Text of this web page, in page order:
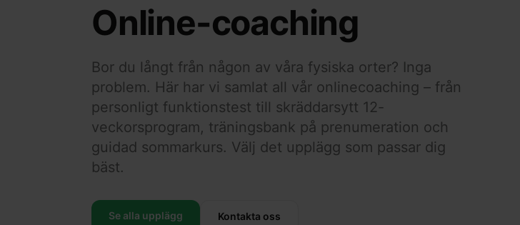
Online-coaching
Bor du långt från någon av våra fysiska orter? Inga
problem. Här har vi samlat all vår onlinecoaching – från
personligt funktionstest till skräddarsytt 12-
veckorsprogram, träningsbank på prenumeration och
guidad sommarkurs. Välj det upplägg som passar dig
bäst.
Se alla upplägg Kontakta oss